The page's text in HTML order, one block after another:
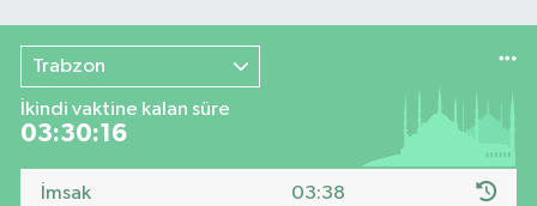
Trabzon
İkindi vaktine kalan süre
03:30:15
İmsak 03:38